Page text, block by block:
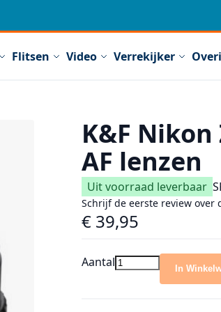
Flitsen Video Verrekijker
K&F
AF lenzen
Uit voorraad leverbaar
Schrijf de eerste review over
€ 39,95
Aantal In